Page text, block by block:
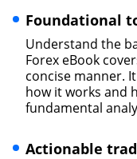
Foundational
Understand the
Forex eBook
concise manner.
how it works and
fundamental
Actionable